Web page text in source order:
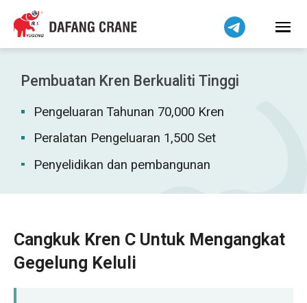
Pembuatan Kren Berkualiti Tinggi
Pengeluaran Tahunan 70,000 Kren
Peralatan Pengeluaran 1,500 Set
Penyelidikan dan pembangunan
Cangkuk Kren C Untuk Mengangkat
Gegelung Keluli
हिन्दी
Bahasa Indonesia
Tiếng Việt
简体中文
فارسی
Pilipino
اردو
Kiswahili
Dansk
Norsk